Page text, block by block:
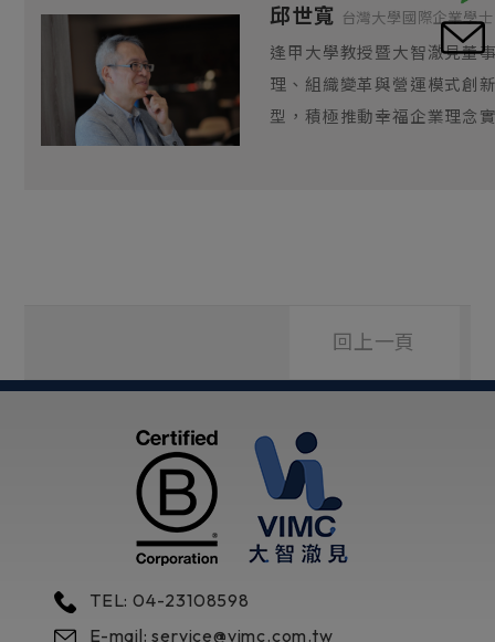
邱世寬 台灣大學國際企業學士
逢甲大學教授暨大智澈見董
理、組織變革與營運模式創
型，積極推動幸福企業理念
回上一頁
TEL: 04-23108598
E-mail: service@vimc.com.tw